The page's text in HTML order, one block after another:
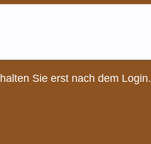
Sie erst nach dem Login.